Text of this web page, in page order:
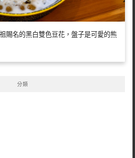
賜名的黑白雙色豆花，盤子是可愛的熊
分類